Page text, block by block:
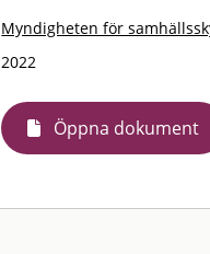
Myndigheten för
2022
Öppna dokument